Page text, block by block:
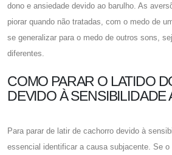
dono e ansiedade devido ao barulho. As
piorar quando não tratadas, com o medo de
se generalizar para o medo de outros sons,
diferentes.
COMO PARAR O LATIDO
DEVIDO À SENSIBILIDADE
Para parar de latir de cachorro devido à
essencial identificar a causa subjacente. Se